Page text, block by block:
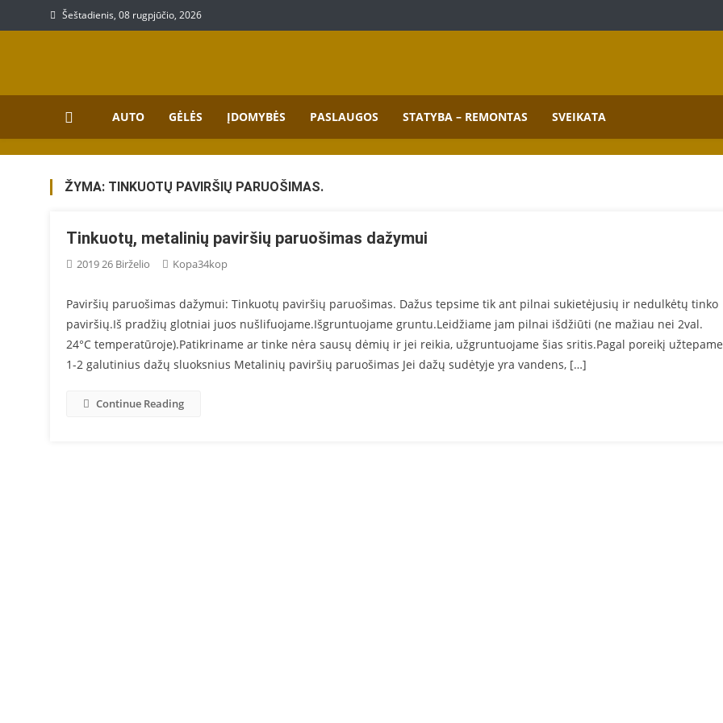
to
Šeštadienis, 08 rugpjūčio, 2026
AUTO GĖLĖS ĮDOMYBĖS PASLAUGOS STATYBA – REMONTAS SVEIKATA
ŽYMA: TINKUOTŲ PAVIRŠIŲ PARUOŠIMAS.
Tinkuotų, metalinių paviršių paruošimas dažymui
2019 26 Birželio Kopa34kop
Paviršių paruošimas dažymui: Tinkuotų paviršių paruošimas. Dažus tepsime tik ant pilnai sukietėjusių ir nedulkėtų tinko
paviršių.Iš pradžių glotniai juos nušlifuojame.Išgruntuojame gruntu.Leidžiame jam pilnai išdžiūti (ne mažiau nei 2val.
24°C temperatūroje).Patikriname ar tinke nėra sausų dėmių ir jei reikia, užgruntuojame šias sritis.Pagal poreikį užtepame
1-2 galutinius dažų sluoksnius Metalinių paviršių paruošimas Jei dažų sudėtyje yra vandens, […]
Continue Reading